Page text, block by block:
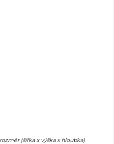
(šířka x výška x hloubka)